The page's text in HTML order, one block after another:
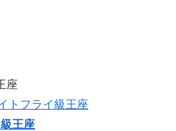
座
トフライ級王座
王座